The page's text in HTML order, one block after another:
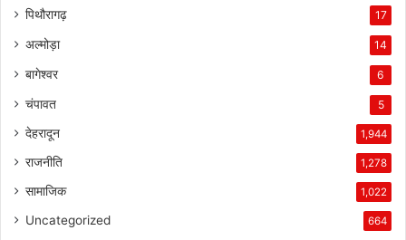
पिथौरागढ़ 17
अल्मोड़ा 14
बागेश्वर 6
चंपावत 5
देहरादून 1,944
राजनीति 1,278
सामाजिक 1,022
Uncategorized 664